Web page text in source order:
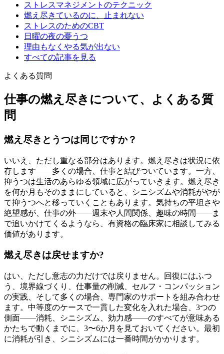
ストレスマネジメントのテクニック
燃え尽きているのに、止まれない
ストレスのためのCBT
日曜の夜の憂うつ
理由もなくやる気が出ない
すべての記事を見る
よくある質問
仕事の燃え尽きについて、よくある質
問
燃え尽きとうつは同じですか？
いいえ、ただし重なる部分はあります。燃え尽きは状況に依
存します——多くの場合、仕事と結びついています。一方、
抑うつは生活のあらゆる領域に広がっていきます。燃え尽き
を何か月もそのままにしていると、シニシズムや消耗がやが
て抑うつへと移っていくこともあります。気持ちの平坦さや
絶望感が、仕事の外——週末や人間関係、趣味の時間——ま
で追いかけてくるようなら、有資格の臨床家に相談してみる
価値があります。
燃え尽きは戻せますか?
はい、ただし意志の力だけでは戻りません。回復にはふつ
う、境界線づくり、仕事量の削減、セルフ・コンパッション
の実践、そして多くの場合、専門家のサポートを組み合わせ
ます。中等度のケースで一貫した変化を入れた場合、3つの
側面——消耗、シニシズム、効力感——のすべてが意味ある
かたちで動くまでに、3〜6か月を見ておいてください。最初
に消耗が引き、シニシズムには一番時間がかかります。